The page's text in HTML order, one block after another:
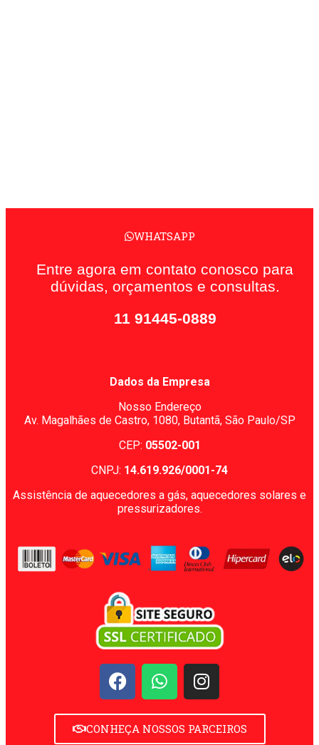
WHATSAPP
Entre agora em contato conosco para
dúvidas, orçamentos e consultas.
11 91445-0889
Dados da Empresa
Nosso Endereço
Av. Magalhães de Castro, 1080, Butantã, São Paulo/SP
CEP: 05502-001
CNPJ: 14.619.926/0001-74
Assistência de aquecedores a gás, aquecedores solares e
pressurizadores.
CONHEÇA NOSSOS PARCEIROS